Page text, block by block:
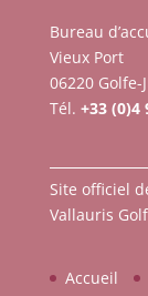
Bureau
Vieux Port
06220
Tél. +33 (0)4
Site officiel
Vallauris
Accueil